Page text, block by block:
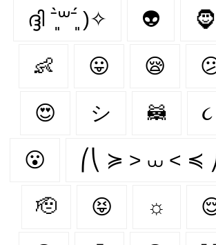
ദ്ദി ˉ͈̀꒳ˉ͈́ )✧ 👽 🧔
👶 😛 😪
😍 シ 🦝
😮 ⎛⎝ ≽ > ⩊ < ≼
🫡 😝 ☼